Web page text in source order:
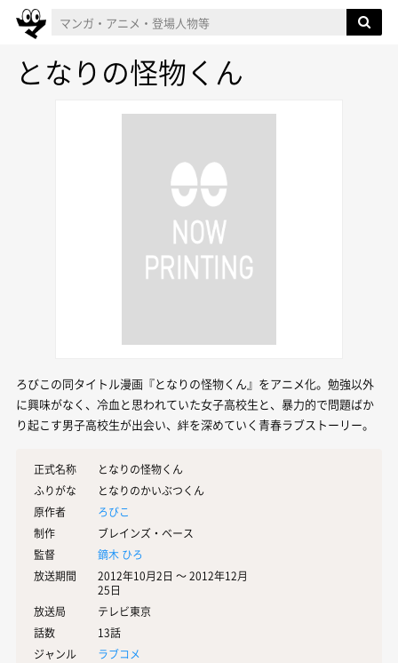
となりの怪物くん
ろびこの同タイトル漫画『となりの怪物くん』をアニメ化。勉強以外
に興味がなく、冷血と思われていた女子高校生と、暴力的で問題ばか
り起こす男子高校生が出会い、絆を深めていく青春ラブストーリー。
正式名称
となりの怪物くん
ふりがな
となりのかいぶつくん
原作者
ろびこ
制作
ブレインズ・ベース
監督
鏑木 ひろ
放送期間
2012年10月2日 〜 2012年12月
25日
放送局
テレビ東京
話数
13話
ジャンル
ラブコメ